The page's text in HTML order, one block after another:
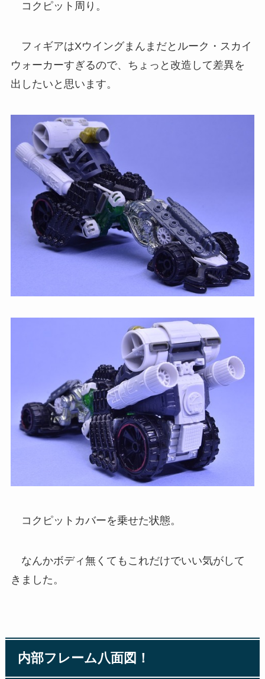
コクピット周り。
フィギアはXウイングまんまだとルーク・スカイ
ウォーカーすぎるので、ちょっと改造して差異を
出したいと思います。
コクピットカバーを乗せた状態。
なんかボディ無くてもこれだけでいい気がして
きました。
内部フレーム八面図！